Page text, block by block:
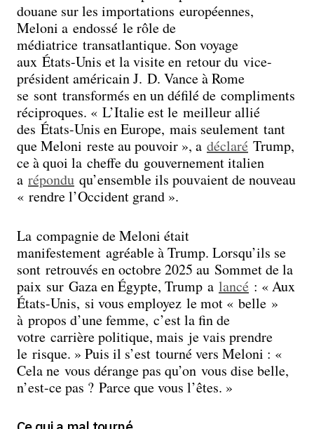
douane sur les importations européennes,
Meloni a endossé le rôle de
médiatrice transatlantique. Son voyage
aux États-Unis et la visite en retour du vice-
président américain J. D. Vance à Rome
se sont transformés en un défilé de compliments
réciproques. « L’Italie est le meilleur allié
des États-Unis en Europe, mais seulement tant
que Meloni reste au pouvoir », a déclaré Trump,
ce à quoi la cheffe du gouvernement italien
a répondu qu’ensemble ils pouvaient de nouveau
« rendre l’Occident grand ».
La compagnie de Meloni était
manifestement agréable à Trump. Lorsqu’ils se
sont retrouvés en octobre 2025 au Sommet de la
paix sur Gaza en Égypte, Trump a lancé : « Aux
États-Unis, si vous employez le mot « belle »
à propos d’une femme, c’est la fin de
votre carrière politique, mais je vais prendre
le risque. » Puis il s’est tourné vers Meloni : «
Cela ne vous dérange pas qu’on vous dise belle,
n’est-ce pas ? Parce que vous l’êtes. »